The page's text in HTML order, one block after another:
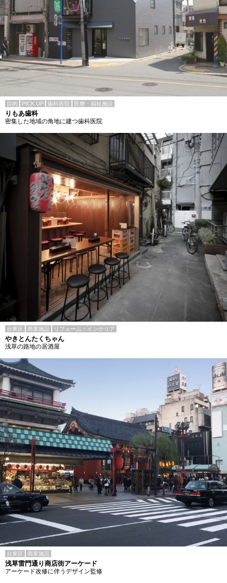
目的 PICK UP 歯科医院 医療・福祉施設
りもあ歯科
密集した地域の角地に建つ歯科医院
台東区 商業施設 リフォーム・インテリア
やきとんたくちゃん
浅草の路地の居酒屋
台東区 商業施設
浅草雷門通り商店街アーケード
アーケード改修に伴うデザイン監修